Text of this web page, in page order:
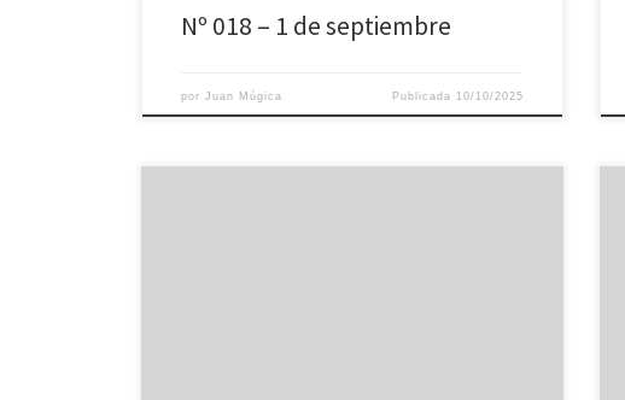
Nº 018 – 1 de septiembre
porJuan Múgica Publicada 10/10/2025